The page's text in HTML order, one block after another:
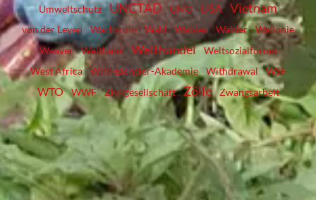
Umweltschutz
UNCTAD UNO USA Vietnam
von der Leyen Wachstum Wahl Wahlen Wälder
Wallonie
Weaver
Weltbank Welthandel
Weltsozialforum
West Africa
Willi-Eicheler-Akademie Withdrawal WSF
WTO WWF Zivilgesellschaft Zölle Zwangsarbeit